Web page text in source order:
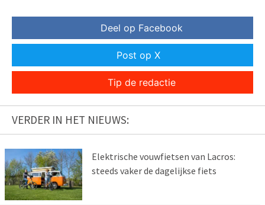
Deel op Facebook
Post op X
Tip de redactie
VERDER IN HET NIEUWS:
Elektrische vouwfietsen van Lacros:
steeds vaker de dagelijkse fiets